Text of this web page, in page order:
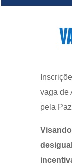
vaga de
pela